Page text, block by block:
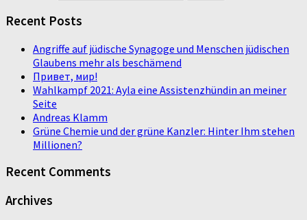
Recent Posts
Angriffe auf jüdische Synagoge und Menschen jüdischen
Glaubens mehr als beschämend
Привет, мир!
Wahlkampf 2021: Ayla eine Assistenzhündin an meiner
Seite
Andreas Klamm
Grüne Chemie und der grüne Kanzler: Hinter Ihm stehen
Millionen?
Recent Comments
Archives